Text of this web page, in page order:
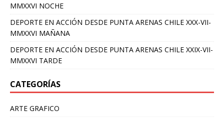
MMXXVI NOCHE
DEPORTE EN ACCIÓN DESDE PUNTA ARENAS CHILE XXX-VII-
MMXXVI MAÑANA
DEPORTE EN ACCIÓN DESDE PUNTA ARENAS CHILE XXIX-VII-
MMXXVI TARDE
CATEGORÍAS
ARTE GRAFICO